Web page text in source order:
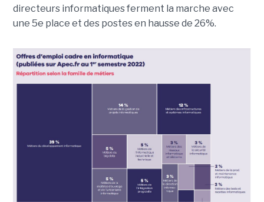
directeurs informatiques ferment la marche avec
une 5e place et des postes en hausse de 26%.